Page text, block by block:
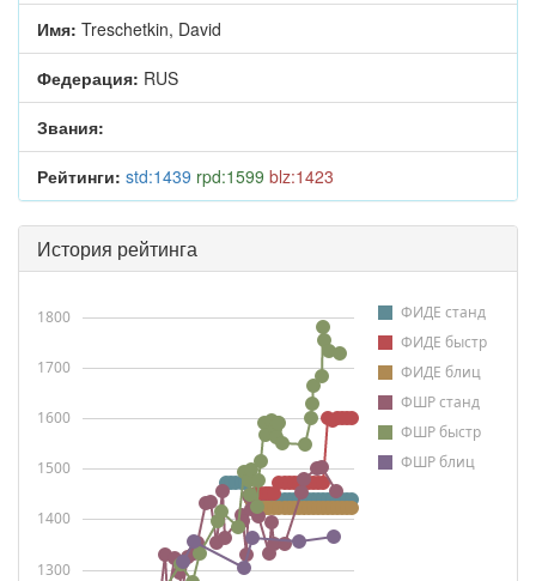
Имя: Treschetkin, David
Федерация: RUS
Звания:
Рейтинги: std:1439 rpd:1599 blz:1423
История рейтинга
ФИДЕ станд
ФИДЕ быстр
ФИДЕ блиц
ФШР станд
ФШР быстр
ФШР блиц
1300
1400
1500
1600
1700
1800